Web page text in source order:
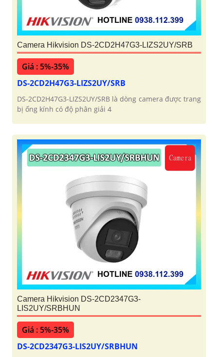
Camera Hikvision DS-2CD2H47G3-LIZS2UY/SRB
Giá : 5%-35%
DS-2CD2H47G3-LIZS2UY/SRB
DS-2CD2H47G3-LIZS2UY/SRB là dòng camera được trang
bị ống kính có độ phân giải 4
Camera Hikvision DS-2CD2347G3-
LIS2UY/SRBHUN
Giá : 5%-35%
DS-2CD2347G3-LIS2UY/SRBHUN